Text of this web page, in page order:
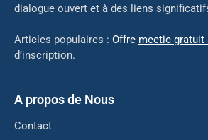
dialogue ouvert et à des liens
Articles populaires : Offre meetic gratuit
d’inscription.
A propos de Nous
Contact